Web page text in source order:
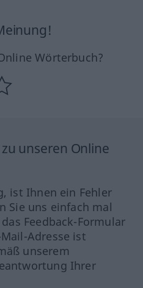
Wörterbuch?
unseren Online
ist Ihnen ein Fehler
Sie uns einfach mal
Feedback-Formular
Adresse ist
unserem
Ihrer